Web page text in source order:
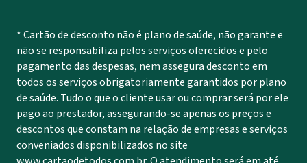
* Cartão de desconto não é plano de saúde, não garante e
não se responsabiliza pelos serviços oferecidos e pelo
pagamento das despesas, nem assegura desconto em
todos os serviços obrigatoriamente garantidos por plano
de saúde. Tudo o que o cliente usar ou comprar será por ele
pago ao prestador, assegurando-se apenas os preços e
descontos que constam na relação de empresas e serviços
conveniados disponibilizados no site